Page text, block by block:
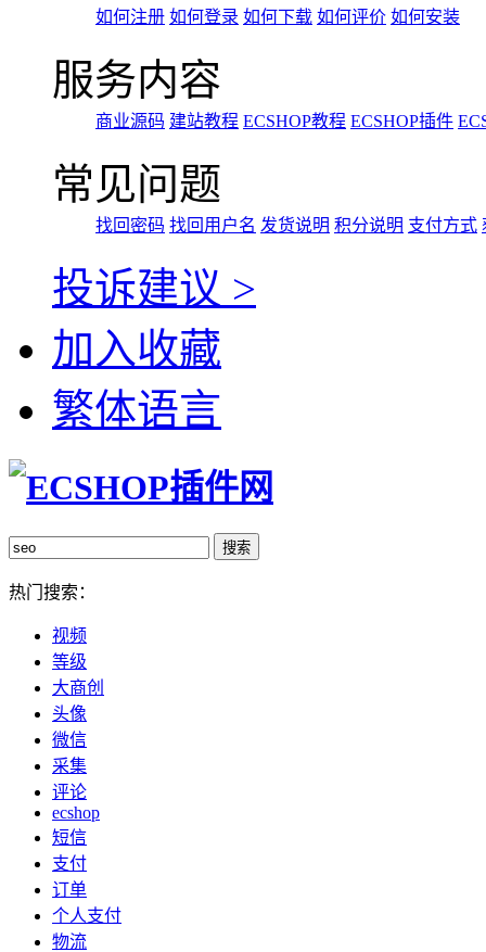
如何注册 如何登录 如何下载 如何评价 如何安装
服务内容
商业源码 建站教程 ECSHOP教程 ECSHOP插件
常见问题
找回密码 找回用户名 发货说明 积分说明 支付方式
投诉建议 >
加入收藏
繁体语言
热门搜索：
视频
等级
大商创
头像
微信
采集
评论
ecshop
短信
支付
订单
个人支付
物流